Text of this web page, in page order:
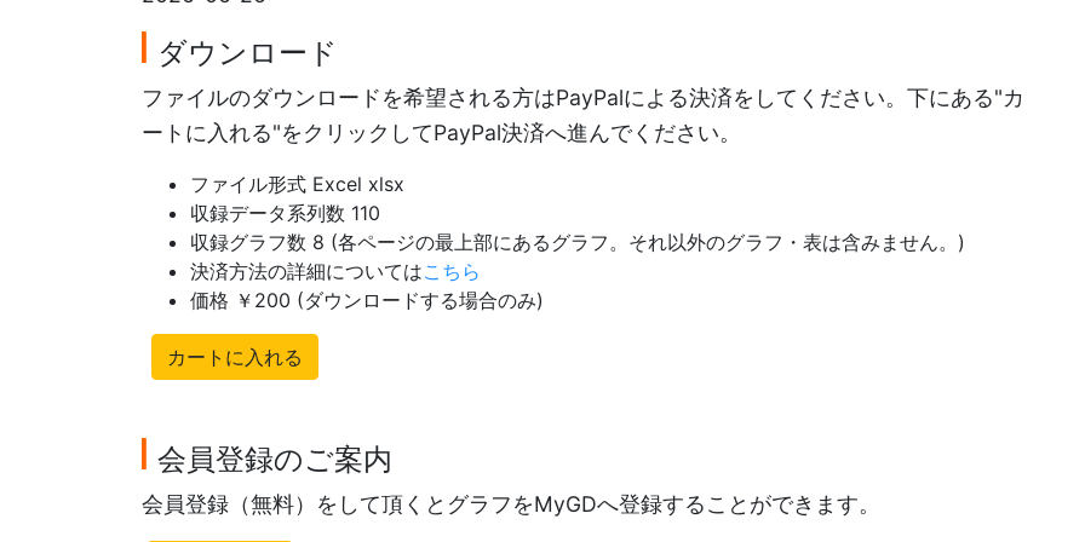
ダウンロード
ファイルのダウンロードを希望される方はPayPalによる決済をしてください。下にある"カ
ートに入れる"をクリックしてPayPal決済へ進んでください。
ファイル形式 Excel xlsx
収録データ系列数 110
収録グラフ数 8 (各ページの最上部にあるグラフ。それ以外のグラフ・表は含みません。)
決済方法の詳細についてはこちら
価格 ￥200 (ダウンロードする場合のみ)
カートに入れる
会員登録のご案内
会員登録（無料）をして頂くとグラフをMyGDへ登録することができます。